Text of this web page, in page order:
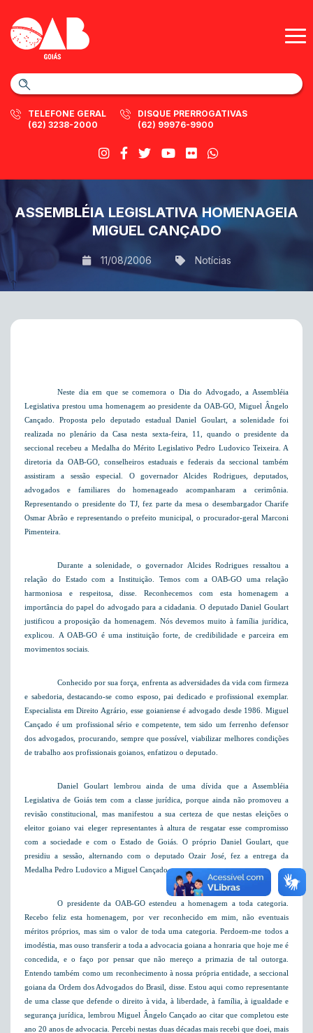
TELEFONE GERAL
(62) 3238-2000
DISQUE PRERROGATIVAS
(62) 99976-9900
ASSEMBLÉIA LEGISLATIVA HOMENAGEIA
MIGUEL CANÇADO
11/08/2006 Notícias
Neste dia em que se comemora o Dia do Advogado, a Assembléia
Legislativa prestou uma homenagem ao presidente da OAB-GO, Miguel Ângelo
Cançado. Proposta pelo deputado estadual Daniel Goulart, a solenidade foi
realizada no plenário da Casa nesta sexta-feira, 11, quando o presidente da
seccional recebeu a Medalha do Mérito Legislativo Pedro Ludovico Teixeira. A
diretoria da OAB-GO, conselheiros estaduais e federais da seccional também
assistiram a sessão especial. O governador Alcides Rodrigues, deputados,
advogados e familiares do homenageado acompanharam a cerimônia.
Representando o presidente do TJ, fez parte da mesa o desembargador Charife
Osmar Abrão e representando o prefeito municipal, o procurador-geral Marconi
Pimenteira.
Durante a solenidade, o governador Alcides Rodrigues ressaltou a
relação do Estado com a Instituição. Temos com a OAB-GO uma relação
harmoniosa e respeitosa, disse. Reconhecemos com esta homenagem a
importância do papel do advogado para a cidadania. O deputado Daniel Goulart
justificou a proposição da homenagem. Nós devemos muito à família jurídica,
explicou. A OAB-GO é uma instituição forte, de credibilidade e parceira em
movimentos sociais.
Conhecido por sua força, enfrenta as adversidades da vida com firmeza
e sabedoria, destacando-se como esposo, pai dedicado e profissional exemplar.
Especialista em Direito Agrário
, esse goianiense é advogado desde 1986. Miguel
Cançado é um profissional sério e competente, tem sido um ferrenho defensor
dos advogados, procurando, sempre que possível, viabilizar melhores condições
de trabalho aos profissionais goianos, enfatizou o deputado.
Daniel Goulart lembrou ainda de uma dívida que a Assembléia
Legislativa de Goiás tem com a classe jurídica, porque ainda não promoveu a
revisão constitucional, mas manifestou a sua certeza de que nestas eleições o
eleitor goiano vai eleger representantes à altura de resgatar esse compromisso
com a sociedade e com o Estado de Goiás. O próprio Daniel Goulart, que
presidiu a sessão, alternando com o deputado Ozair José, fez a entrega da
Medalha Pedro Ludovico a Miguel Cançado.
O presidente da OAB-GO estendeu a homenagem a toda categoria.
Recebo feliz esta homenagem, por ver reconhecido em mim, não eventuais
méritos próprios, mas sim o valor de toda uma categoria. Perdoem-me todos a
imodéstia, mas ouso transferir a toda a advocacia goiana a honraria que hoje me é
concedida, e o faço por pensar que não mereço a primazia de tal outorga.
Entendo também como um reconhecimento à nossa própria entidade, a seccional
goiana da Ordem dos Advogados do Brasil, disse. Estou aqui como representante
de uma classe que defende o direito à vida, à liberdade, à família, à igualdade e
segurança jurídica, lembrou Miguel Ângelo Cançado ao citar que completou este
ano 20 anos de advocacia. Percebi nestas duas décadas mais recebi que doei, mais